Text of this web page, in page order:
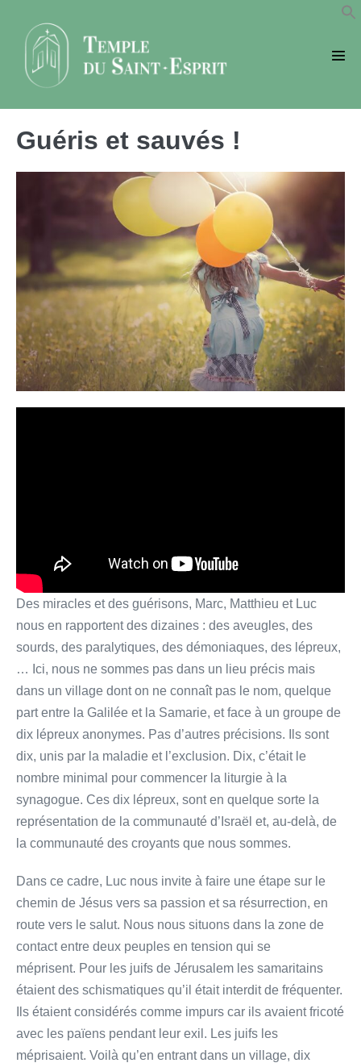
contenu
Guéris et sauvés !
Des miracles et des guérisons, Marc, Matthieu et Luc
nous en rapportent des dizaines : des aveugles, des
sourds, des paralytiques, des démoniaques, des lépreux,
… Ici, nous ne sommes pas dans un lieu précis mais
dans un village dont on ne connaît pas le nom, quelque
part entre la Galilée et la Samarie, et face à un groupe de
dix lépreux anonymes. Pas d’autres précisions. Ils sont
dix, unis par la maladie et l’exclusion. Dix, c’était le
nombre minimal pour commencer la liturgie à la
synagogue. Ces dix lépreux, sont en quelque sorte la
représentation de la communauté d’Israël et, au-delà, de
la communauté des croyants que nous sommes.
Dans ce cadre, Luc nous invite à faire une étape sur le
chemin de Jésus vers sa passion et sa résurrection, en
route vers le salut. Nous nous situons dans la zone de
contact entre deux peuples en tension qui se
méprisent. Pour les juifs de Jérusalem les samaritains
étaient des schismatiques qu’il était interdit de fréquenter.
Ils étaient considérés comme impurs car ils avaient fricoté
avec les païens pendant leur exil. Les juifs les
méprisaient. Voilà qu’en entrant dans un village, dix